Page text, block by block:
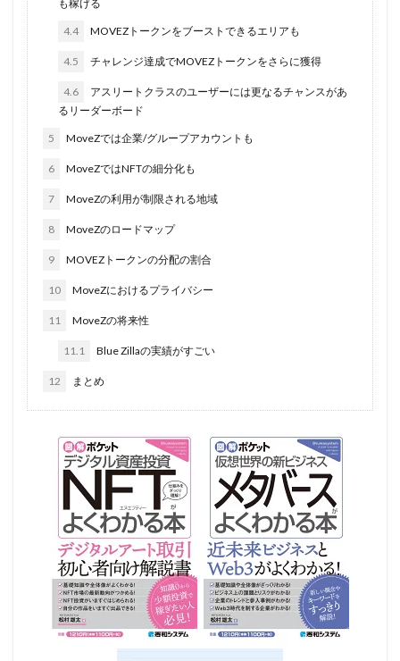
も稼げる
4.4 MOVEZトークンをブーストできるエリアも
4.5 チャレンジ達成でMOVEZトークンをさらに獲得
4.6
アスリートクラスのユーザーには更なるチャンスがあ
るリーダーボード
5 MoveZでは企業/グループアカウントも
6 MoveZではNFTの細分化も
7 MoveZの利用が制限される地域
8 MoveZのロードマップ
9 MOVEZトークンの分配の割合
10 MoveZにおけるプライバシー
11 MoveZの将来性
11.1 Blue Zillaの実績がすごい
12 まとめ